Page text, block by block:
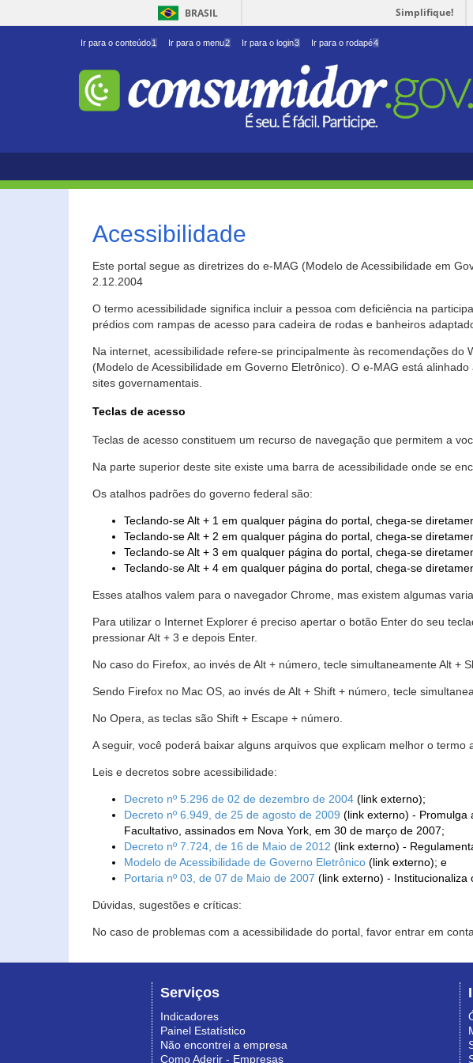
BRASIL Simplifique!
Ir para o conteúdo1 Ir para o menu2 Ir para o login3 Ir para o rodapé4
Acessibilidade
Este portal segue as diretrizes do e-MAG (Modelo de Acessibilidade em
2.12.2004
O termo acessibilidade significa incluir a pessoa com deficiência na
prédios com rampas de acesso para cadeira de rodas e banheiros
Na internet, acessibilidade refere-se principalmente às recomendações
(Modelo de Acessibilidade em Governo Eletrônico). O e-MAG está
sites governamentais.
Teclas de acesso
Teclas de acesso constituem um recurso de navegação que permitem a
Na parte superior deste site existe uma barra de acessibilidade onde se
Os atalhos padrões do governo federal são:
Teclando-se Alt + 1 em qualquer página do portal, chega-se
Teclando-se Alt + 2 em qualquer página do portal, chega-se
Teclando-se Alt + 3 em qualquer página do portal, chega-se
Teclando-se Alt + 4 em qualquer página do portal, chega-se
Esses atalhos valem para o navegador Chrome, mas existem algumas
Para utilizar o Internet Explorer é preciso apertar o botão Enter do seu
pressionar Alt + 3 e depois Enter.
No caso do Firefox, ao invés de Alt + número, tecle simultaneamente Alt +
Sendo Firefox no Mac OS, ao invés de Alt + Shift + número, tecle
No Opera, as teclas são Shift + Escape + número.
A seguir, você poderá baixar alguns arquivos que explicam melhor o
Leis e decretos sobre acessibilidade:
Decreto nº 5.296 de 02 de dezembro de 2004 (link externo);
Decreto nº 6.949, de 25 de agosto de 2009 (link externo) - Promulga
Facultativo, assinados em Nova York, em 30 de março de 2007;
Decreto nº 7.724, de 16 de Maio de 2012 (link externo) -
Modelo de Acessibilidade de Governo Eletrônico (link externo); e
Portaria nº 03, de 07 de Maio de 2007 (link externo) - Institucionaliza
Dúvidas, sugestões e críticas:
No caso de problemas com a acessibilidade do portal, favor entrar em
Serviços
Indicadores
Painel Estatístico
Não encontrei a empresa
Como Aderir - Empresas